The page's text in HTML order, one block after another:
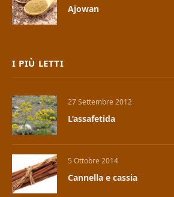
Ajowan
I PIÙ LETTI
27 Settembre 2012
L’assafetida
5 Ottobre 2014
Cannella e cassia